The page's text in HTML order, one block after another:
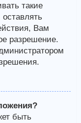
такие
Вам
разрешение.
быть